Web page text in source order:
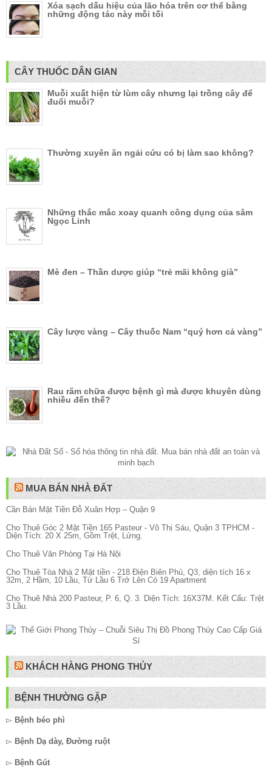
Xóa sạch dấu hiệu của lão hóa trên cơ thể bằng
những động tác này mỗi tối
CÂY THUỐC DÂN GIAN
Muỗi xuất hiện từ lùm cây nhưng lại trồng cây để
đuổi muỗi?
Thường xuyên ăn ngải cứu có bị làm sao không?
Những thắc mắc xoay quanh công dụng của sâm
Ngọc Linh
Mè đen – Thần dược giúp “trẻ mãi không già”
Cây lược vàng – Cây thuốc Nam “quý hơn cả vàng”
Rau răm chữa được bệnh gì mà được khuyên dùng
nhiều đến thế?
MUA BÁN NHÀ ĐẤT
Cần Bán Mặt Tiền Đỗ Xuân Hợp – Quận 9
Cho Thuê Góc 2 Mặt Tiền 165 Pasteur - Võ Thị Sáu, Quận 3 TPHCM -
Diện Tích: 20 X 25m, Gồm Trệt, Lửng.
Cho Thuê Văn Phòng Tại Hà Nội
Cho Thuê Tòa Nhà 2 Mặt tiền - 218 Điện Biên Phủ, Q3, diện tích 16 x
32m, 2 Hầm, 10 Lầu, Từ Lầu 6 Trở Lên Có 19 Apartment
Cho Thuê Nhà 200 Pasteur, P. 6, Q. 3. Diện Tích: 16X37M. Kết Cấu: Trệt
3 Lầu.
KHÁCH HÀNG PHONG THỦY
BỆNH THƯỜNG GẶP
▻ Bệnh béo phì
▻ Bệnh Dạ dày, Đường ruột
▻ Bệnh Gút